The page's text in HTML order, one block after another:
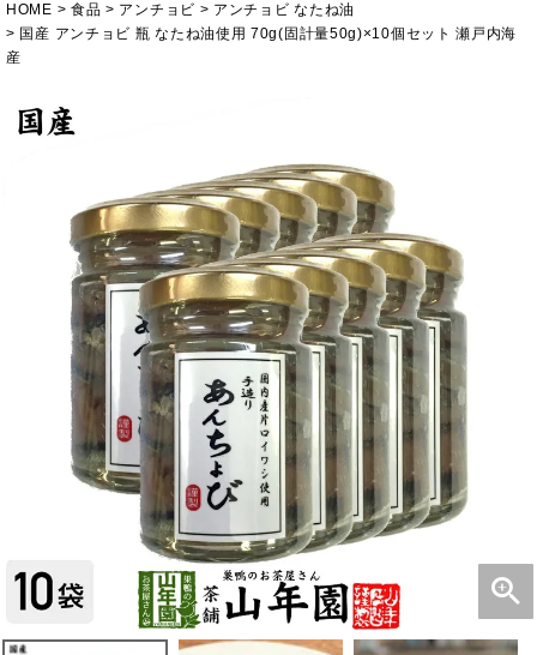
HOME 食品 アンチョビ
アンチョビ なたね油
国産 アンチョビ 瓶 なたね油使用 70g(固計量50g)×10個セット 瀬戸内海
産